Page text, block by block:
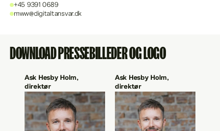
+45 9391 0689
mww@digitaltansvar.dk
DOWNLOAD PRESSEBILLEDER OG LOGO
Ask Hesby Holm,
direktør
Ask Hesby Holm,
direktør